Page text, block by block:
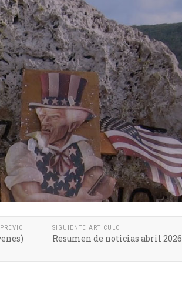
SIGUIENTE ARTÍCULO
Resumen de noticias abril 2026